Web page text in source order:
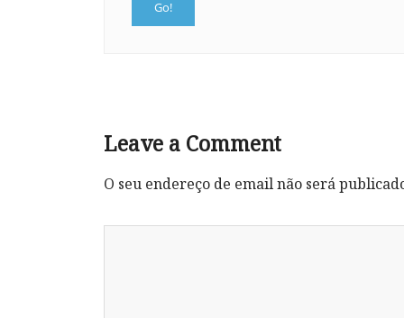
Leave a Comment
O seu endereço de email não será